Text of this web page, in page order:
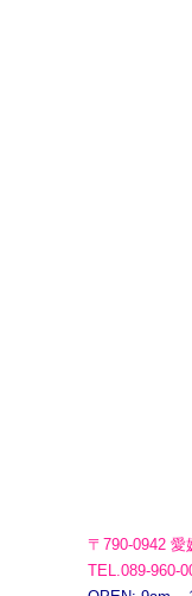
〒790-0942 愛
TEL.089-960-